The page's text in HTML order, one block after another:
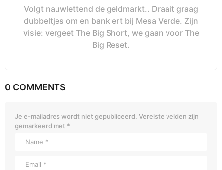
Volgt nauwlettend de geldmarkt.. Draait graag
dubbeltjes om en bankiert bij Mesa Verde. Zijn
visie: vergeet The Big Short, we gaan voor The
Big Reset.
0 COMMENTS
Je e-mailadres wordt niet gepubliceerd. Vereiste velden zijn
gemarkeerd met *